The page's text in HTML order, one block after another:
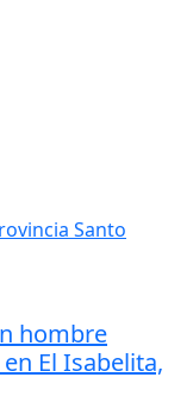
hombre
El Isabelita,